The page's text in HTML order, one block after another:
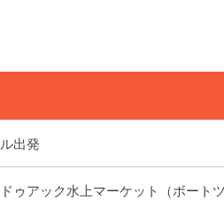
出発
ゥアック水上マーケット（ボート